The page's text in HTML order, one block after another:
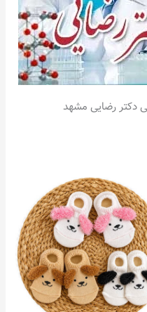
دکتر رضایی مشهد